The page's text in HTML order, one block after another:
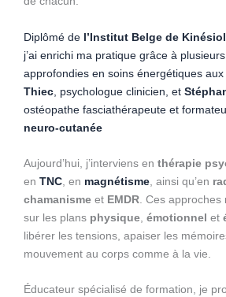
Diplômé de l’Institut Belge de
j’ai enrichi ma pratique grâce à
approfondies en soins énergétiques
Thiec , psychologue clinicien, et
ostéopathe fasciathérapeute et
neuro-cutanée
Aujourd’hui, j’interviens en thérapie
en TNC , en magnétisme , ainsi qu’en
chamanisme et EMDR . Ces
sur les plans physique émotionnel et
libérer les tensions, apaiser les
mouvement au corps comme à la vie.
Éducateur spécialisé de formation, je